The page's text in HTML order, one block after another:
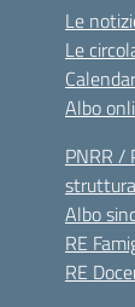
Le
Le
Albo
PNRR /
Albo
RE
RE